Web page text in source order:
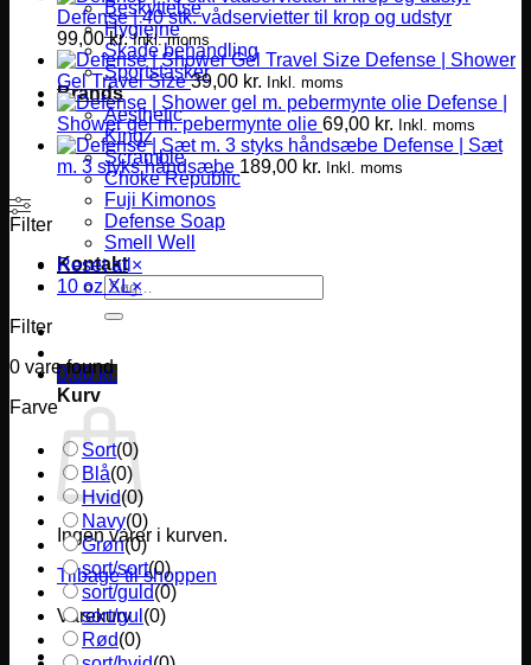
Beskyttelse
Hygiejne
Skade behandling
Sportstasker
Brands
Aesthetic
Kingz
Scramble
Choke Republic
Fuji Kimonos
Defense Soap
Smell Well
Kontakt
Søg
efter:
0,00 kr.
Kurv
Ingen varer i kurven.
Tilbage til shoppen
Varekurv
Defense | 40 stk. vådservietter til krop og udstyr
99,00kr. Inkl. moms
Defense | Shower
Gel Travel Size 39,00 kr. Inkl. moms
Defense |
Shower gel m. pebermynte olie 69,00 kr. Inkl. moms
Defense | Sæt
m. 3 styks håndsæbe 189,00 kr. Inkl. moms
Filter
Reset all ×
10 oz XL×
Filter
0 vare found
Farve
Sort(0)
Blå(0)
Hvid(0)
Navy(0)
Grøn(0)
sort/sort(0)
sort/guld(0)
sort/gul (0)
Rød(0)